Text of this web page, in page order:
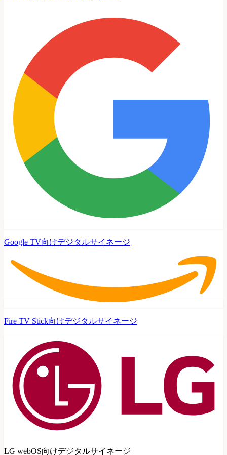
Google TV向けデジタルサイネージ
Fire TV Stick向けデジタルサイネージ
LG webOS向けデジタルサイネージ